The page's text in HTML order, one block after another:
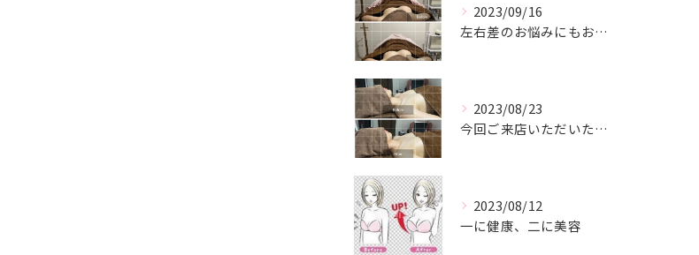
2023/09/16
左右差のお悩みにもお応えします
2023/08/23
今回ご来店いただいたお客様は20代医療関係の方でした。
2023/08/12
一に健康、二に美容